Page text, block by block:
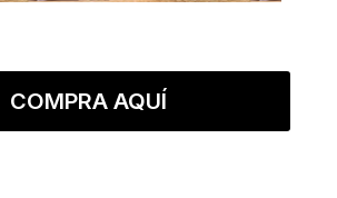
COMPRA AQUÍ